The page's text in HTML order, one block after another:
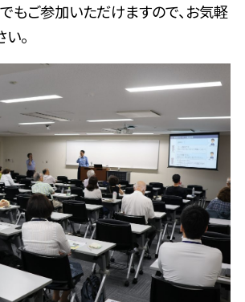
もご参加いただけますので、お気軽
。